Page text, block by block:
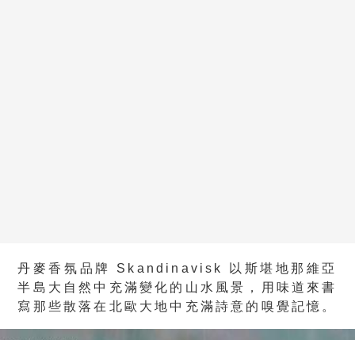
丹麥香氛品牌 Skandinavisk 以斯堪地那維亞
半島大自然中充滿變化的山水風景，用味道來書
寫那些散落在北歐大地中充滿詩意的嗅覺記憶。